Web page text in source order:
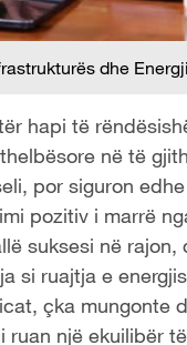
dhe
hapi të
në të
por siguron
pozitiv i marrë
suksesi në
si ruajtja e
çka mungonte
ruan një ekuilibër